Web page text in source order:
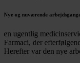
Nye og nuværende
en ugentlig
Farmaci, der
Herefter var den nye